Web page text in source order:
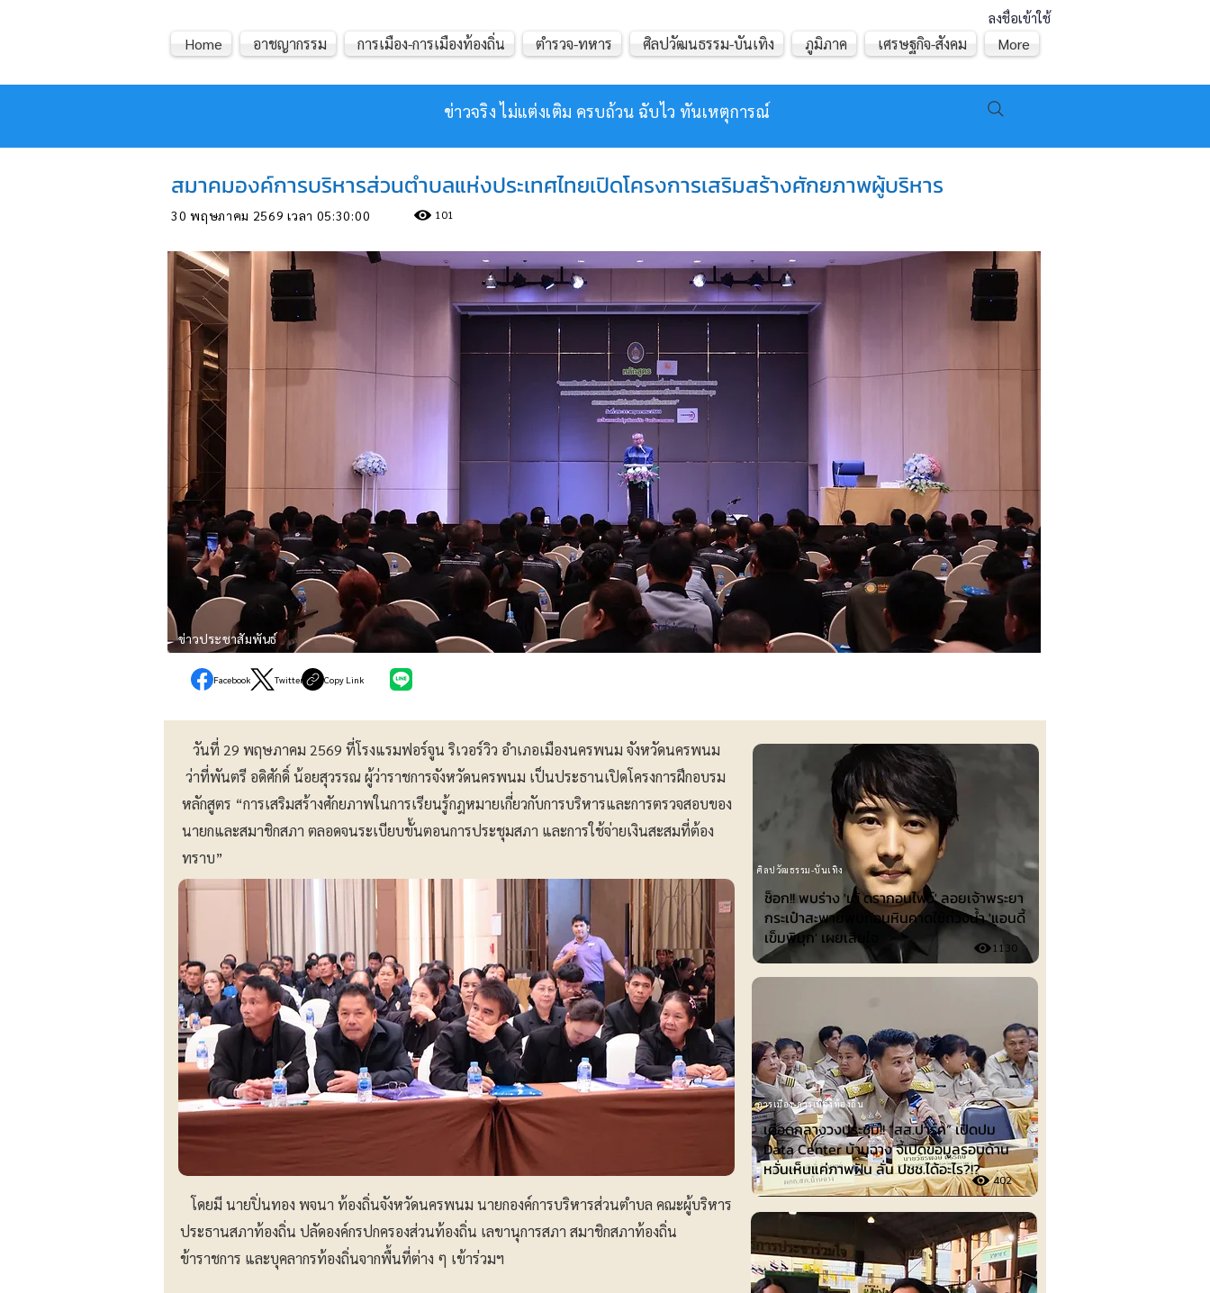
ลงชื่อเข้าใช้
ข่าวจริง ไม่แต่งเติม ครบถ้วน ฉับไว ทันเหตุการณ์
Home อาชญากรรม การเมือง-การเมืองท้องถิ่น ตำรวจ-ทหาร ศิลปวัฒนธรรม-บันเทิง ภูมิภาค เศรษฐกิจ-สังคม More
สมาคมองค์การบริหารส่วนตำบลแห่งประเทศไทยเปิดโครงการเสริมสร้างศักยภาพผู้บริหาร
30 พฤษภาคม 2569 เวลา 05:30:00 101
ข่าวประชาสัมพันธ์
Facebook Twitter Copy Link
วันที่ 29 พฤษภาคม 2569 ที่โรงแรมฟอร์จูน ริเวอร์วิว อำเภอเมืองนครพนม จังหวัดนครพนม
ว่าที่พันตรี อดิศักดิ์ น้อยสุวรรณ ผู้ว่าราชการจังหวัดนครพนม เป็นประธานเปิดโครงการฝึกอบรม
หลักสูตร “การเสริมสร้างศักยภาพในการเรียนรู้กฎหมายเกี่ยวกับการบริหารและการตรวจสอบของ
นายกและสมาชิกสภา ตลอดจนระเบียบขั้นตอนการประชุมสภา และการใช้จ่ายเงินสะสมที่ต้อง
ทราบ”
โดยมี นายปิ่นทอง พจนา ท้องถิ่นจังหวัดนครพนม นายกองค์การบริหารส่วนตำบล คณะผู้บริหาร
ประธานสภาท้องถิ่น ปลัดองค์กรปกครองส่วนท้องถิ่น เลขานุการสภา สมาชิกสภาท้องถิ่น
ข้าราชการ และบุคลากรท้องถิ่นจากพื้นที่ต่าง ๆ เข้าร่วมฯ
ช็อก!! พบร่าง 'เต้ ดรากอนไฟว์' ลอยเจ้าพระยา
กระเป๋าสะพายพบก้อนหินคาดใช้ถ่วงน้ำ 'แอนดี้
เข็มพิมุก' เผยเสียใจ
1130
ศิลปวัฒธรรม-บันเทิง
เดือดกลางวงประชุม!! “สส.ปาร์ค” เปิดปม
Data Center บ้านฉาง จี้เปิดข้อมูลรอบด้าน
หวั่นเห็นแค่ภาพฝัน ลั่น ปชช.ได้อะไร?!?
402
การเมือง-การเมืองท้องถิ่น